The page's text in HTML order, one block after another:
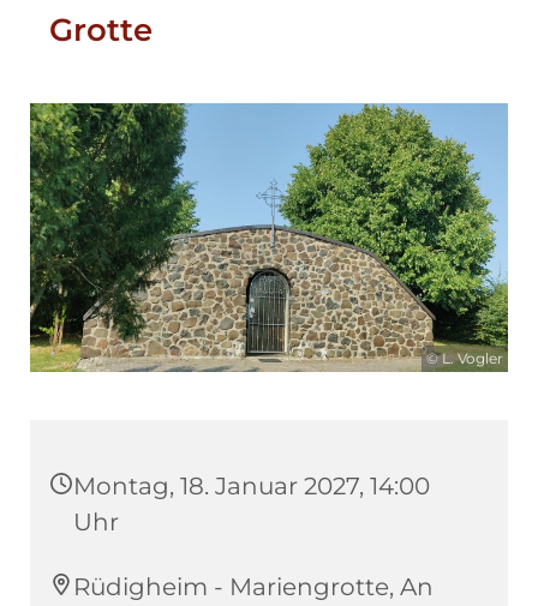
Grotte
© L. Vogler
Montag, 18. Januar 2027, 14:00
Uhr
Rüdigheim - Mariengrotte, An